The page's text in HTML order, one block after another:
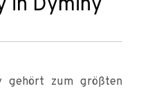
in Dyminy
gehört zum größten